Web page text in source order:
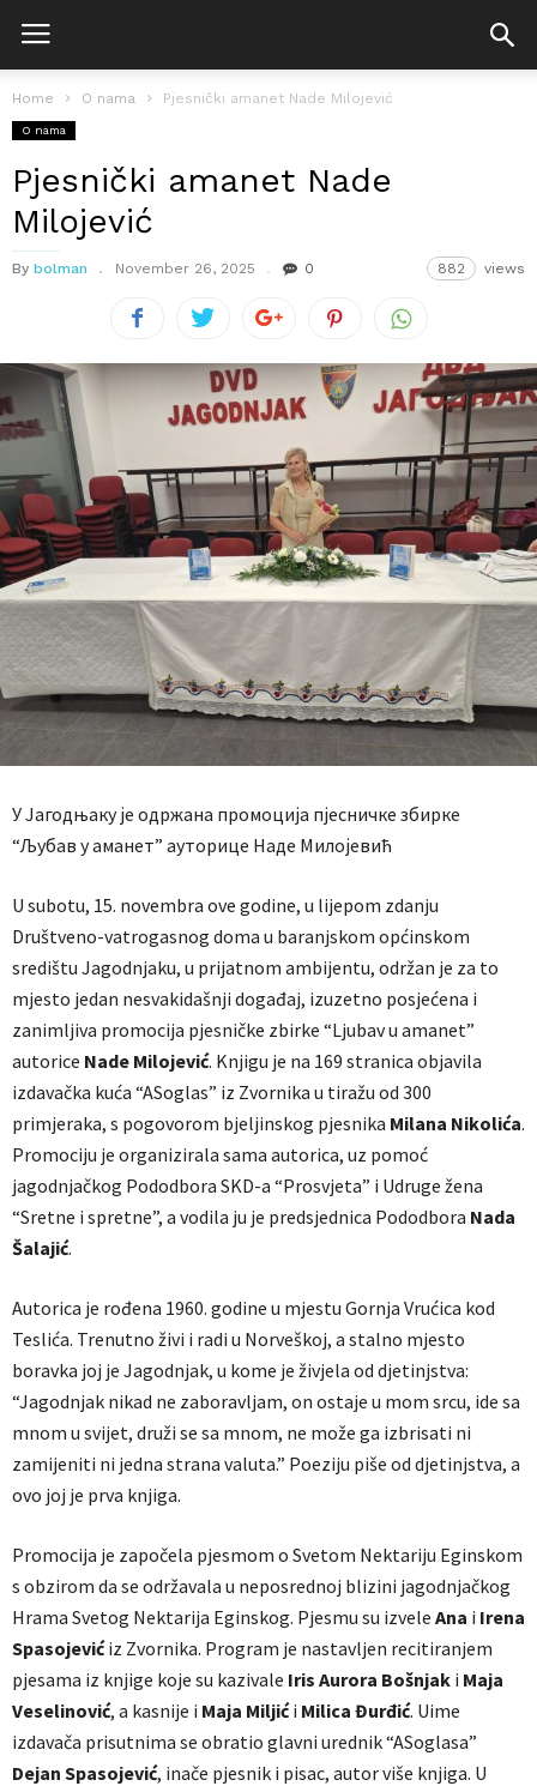
Home O nama Pjesnički amanet Nade Milojević
O nama
Pjesnički amanet Nade
Milojević
By bolman November 26, 2025 0 882 views
У Јагодњаку је одржана промоција пјесничке збирке
“Љубав у аманет” ауторице Наде Милојевић
U subotu, 15. novembra ove godine, u lijepom zdanju
Društveno-vatrogasnog doma u baranjskom općinskom
središtu Jagodnjaku, u prijatnom ambijentu, održan je za to
mjesto jedan nesvakidašnji događaj, izuzetno posjećena i
zanimljiva promocija pjesničke zbirke “Ljubav u amanet”
autorice Nade Milojević. Knjigu je na 169 stranica objavila
izdavačka kuća “ASoglas” iz Zvornika u tiražu od 300
primjeraka, s pogovorom bjeljinskog pjesnika Milana Nikolića.
Promociju je organizirala sama autorica, uz pomoć
jagodnjačkog Pododbora SKD-a “Prosvjeta” i Udruge žena
“Sretne i spretne”, a vodila ju je predsjednica Pododbora Nada
Šalajić.
Autorica je rođena 1960. godine u mjestu Gornja Vrućica kod
Teslića. Trenutno živi i radi u Norveškoj, a stalno mjesto
boravka joj je Jagodnjak, u kome je živjela od djetinjstva:
“Jagodnjak nikad ne zaboravljam, on ostaje u mom srcu, ide sa
mnom u svijet, druži se sa mnom, ne može ga izbrisati ni
zamijeniti ni jedna strana valuta.” Poeziju piše od djetinjstva, a
ovo joj je prva knjiga.
Promocija je započela pjesmom o Svetom Nektariju Eginskom
s obzirom da se održavala u neposrednoj blizini jagodnjačkog
Hrama Svetog Nektarija Eginskog. Pjesmu su izvele Ana i Irena
Spasojevićiz Zvornika. Program je nastavljen recitiranjem
pjesama iz knjige koje su kazivale Iris Aurora Bošnjak i Maja
Veselinović, a kasnije i Maja Miljići Milica Đurđić. Uime
izdavača prisutnima se obratio glavni urednik “ASoglasa”
Dejan Spasojević, inače pjesnik i pisac, autor više knjiga. U